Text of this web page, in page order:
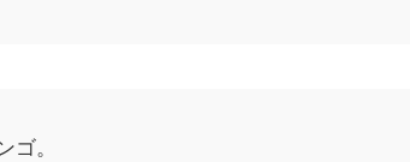
ゴ。